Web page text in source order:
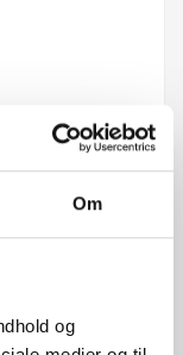
Om
og
(tilsvarende
designer
at tilslutte til en